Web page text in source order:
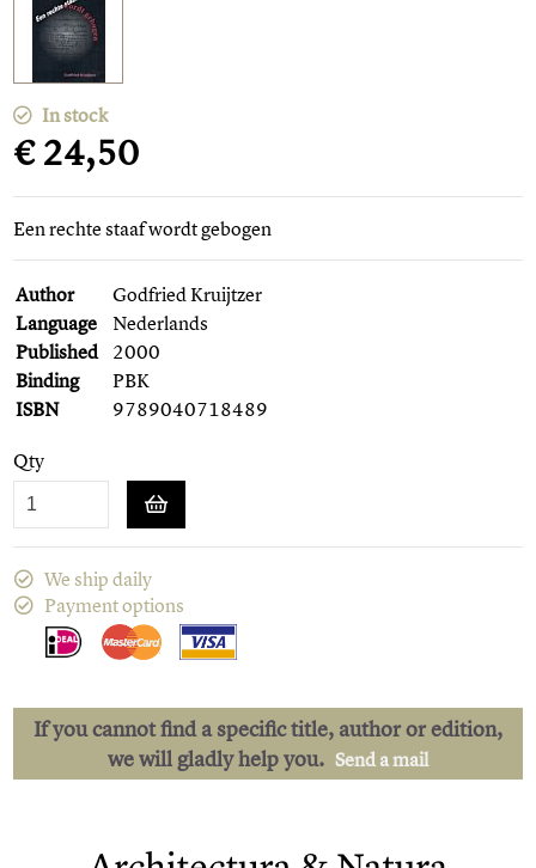
In stock
€ 24,50
Een rechte staaf wordt gebogen
Author
Godfried Kruijtzer
Language
Nederlands
Published 2000
Binding
PBK
ISBN
9789040718489
Qty
We ship daily
Payment options
If you cannot find a specific title, author or edition,
we will gladly help you. Send a mail